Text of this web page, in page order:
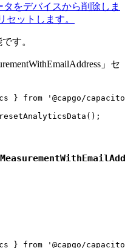
をデバイスから削除しま
ットします。
す。
」セ
} from
'@capgo/
resetAnalyticsData ();
} from '@capgo/